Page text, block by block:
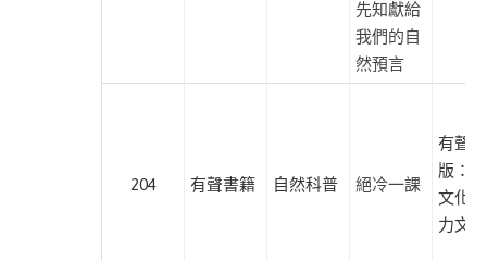
先知獻給
我們的自
然預言
204 有聲書籍 自然科普 絕冷一課
有聲出
版：
文化
力文化